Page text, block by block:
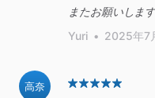
またお願いしま
Yuri • 2025年7
高奈